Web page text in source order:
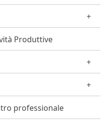
Produttive
professionale